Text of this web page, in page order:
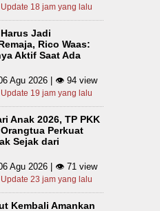
18 jam yang lalu
Jadi
Rico Waas:
Aktif Saat Ada
Agu 2026 | 👁 94 view
19 jam yang lalu
Anak 2026, TP PKK
Perkuat
Sejak dari
Agu 2026 | 👁 71 view
23 jam yang lalu
Kembali Amankan